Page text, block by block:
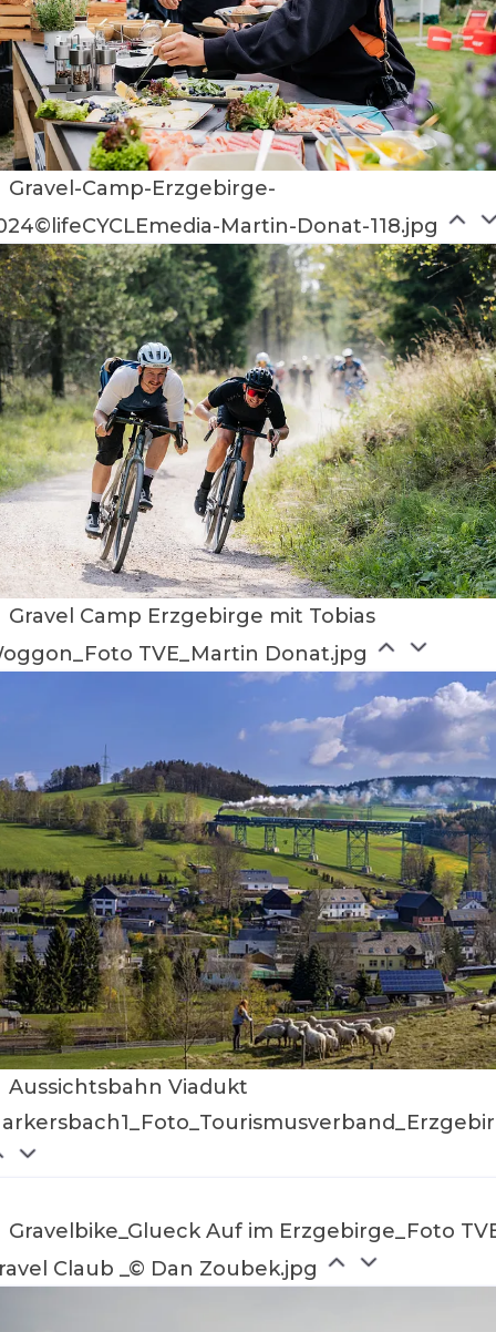
Gravel-Camp-Erzgebirge-
Martin-Donat-118.jpg
Gravel Camp Erzgebirge mit Tobias
TVE_Martin Donat.jpg
Aussichtsbahn Viadukt
Gravelbike_Glueck Auf im Erzgebirge_Foto
Claub _© Dan Zoubek.jpg